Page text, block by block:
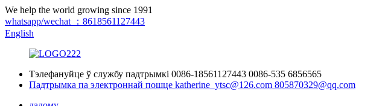
We help the world growing since 1991
whatsapp/wechat ：8618561127443
English
Тэлефануйце ў службу падтрымкі 0086-18561127443 0086-535 6856565
Падтрымка па электроннай пошце katherine_ytsc@126.com 805870329@qq.com